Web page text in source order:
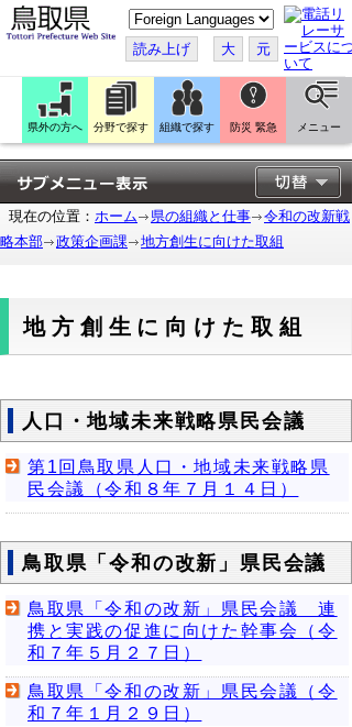
こ
の
ペ
ー
ジ
翻
訳
す
る
読み上げ 大 元
県外の方へ 分野で探す 組織で探す 防災 緊急 メニュー
現在の位置： ホーム 県の組織と仕事
令和の改新戦
略本部
政策企画課 地方創生に向けた取組
地方創生に向けた取組
人口・地域未来戦略県民会議
第1回鳥取県人口・地域未来戦略県
民会議（令和８年７月１４日）
鳥取県「令和の改新」県民会議
鳥取県「令和の改新」県民会議 連
携と実践の促進に向けた幹事会（令
和７年５月２７日）
鳥取県「令和の改新」県民会議（令
和７年１月２９日）